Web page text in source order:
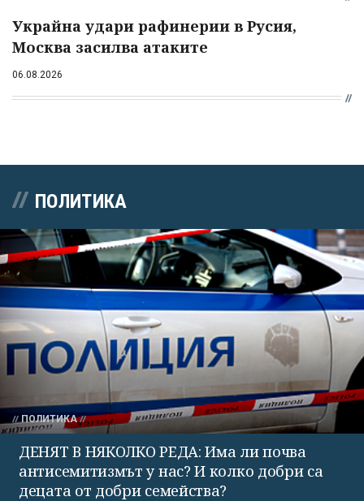
Украйна удари рафинерии в Русия,
Москва засилва атаките
06.08.2026
ПОЛИТИКА
ПОЛИТИКА
ДЕНЯТ В НЯКОЛКО РЕДА: Има ли почва
антисемитизмът у нас? И колко добри са
децата от добри семейства?